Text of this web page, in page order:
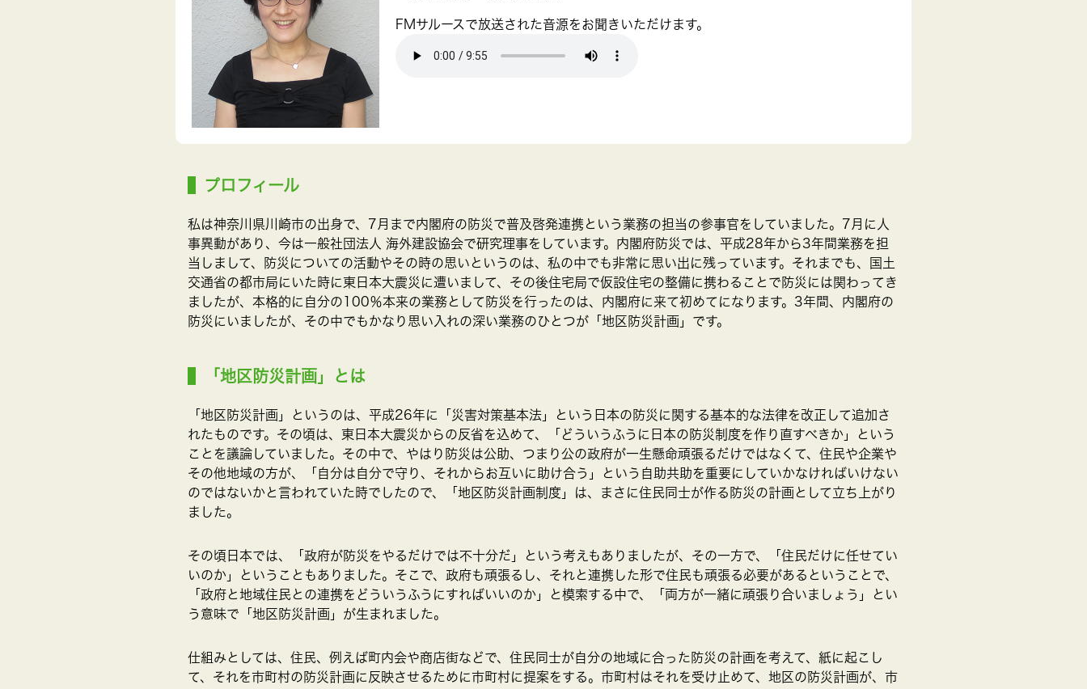
FMサルースで放送された音源をお聞きいただけます。
プロフィール
私は神奈川県川崎市の出身で、7月まで内閣府の防災で普及啓発連携という業務の担当の参事官をしていました。7月に人
事異動があり、今は一般社団法人 海外建設協会で研究理事をしています。内閣府防災では、平成28年から3年間業務を担
当しまして、防災についての活動やその時の思いというのは、私の中でも非常に思い出に残っています。それまでも、国土
交通省の都市局にいた時に東日本大震災に遭いまして、その後住宅局で仮設住宅の整備に携わることで防災には関わってき
ましたが、本格的に自分の100％本来の業務として防災を行ったのは、内閣府に来て初めてになります。3年間、内閣府の
防災にいましたが、その中でもかなり思い入れの深い業務のひとつが「地区防災計画」です。
「地区防災計画」とは
「地区防災計画」というのは、平成26年に「災害対策基本法」という日本の防災に関する基本的な法律を改正して追加さ
れたものです。その頃は、東日本大震災からの反省を込めて、「どういうふうに日本の防災制度を作り直すべきか」という
ことを議論していました。その中で、やはり防災は公助、つまり公の政府が一生懸命頑張るだけではなくて、住民や企業や
その他地域の方が、「自分は自分で守り、それからお互いに助け合う」という自助共助を重要にしていかなければいけない
のではないかと言われていた時でしたので、「地区防災計画制度」は、まさに住民同士が作る防災の計画として立ち上がり
ました。
その頃日本では、「政府が防災をやるだけでは不十分だ」という考えもありましたが、その一方で、「住民だけに任せてい
いのか」ということもありました。そこで、政府も頑張るし、それと連携した形で住民も頑張る必要があるということで、
「政府と地域住民との連携をどういうふうにすればいいのか」と模索する中で、「両方が一緒に頑張り合いましょう」とい
う意味で「地区防災計画」が生まれました。
仕組みとしては、住民、例えば町内会や商店街などで、住民同士が自分の地域に合った防災の計画を考えて、紙に起こし
て、それを市町村の防災計画に反映させるために市町村に提案をする。市町村はそれを受け止めて、地区の防災計画が、市